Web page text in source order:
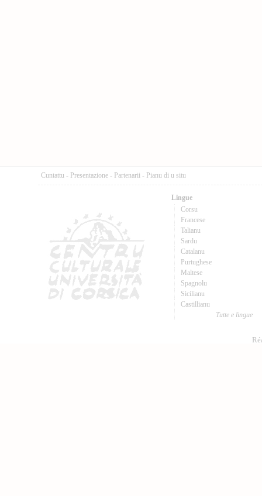
Cuntattu - Presentazione - Partenarii - Pianu di u situ
Lingue
Corsu
Francese
Talianu
Sardu
Catalanu
Purtughese
Maltese
Spagnolu
Sicilianu
Castillianu
Tutte e lingue